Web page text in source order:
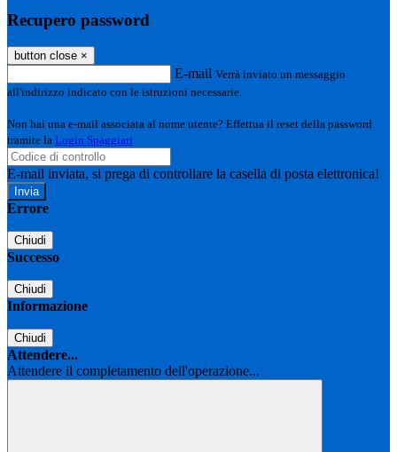
Recupero password
button close ×
E-mail Verrà inviato un messaggio
all'indirizzo indicato con le istruzioni necessarie.
Non hai una e-mail associata al nome utente? Effettua il reset della password
tramite la Login Spaggiari
E-mail inviata, si prega di controllare la casella di posta elettronica!
Errore
Chiudi
Successo
Chiudi
Informazione
Chiudi
Attendere...
Attendere il completamento dell'operazione...